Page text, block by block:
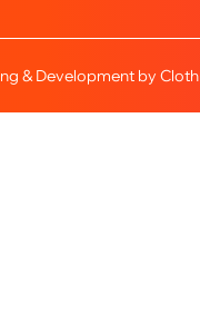
& Development by